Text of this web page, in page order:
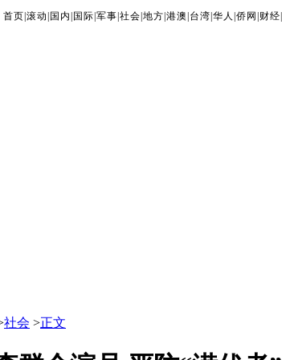
首页 滚动 国内 国际 军事 社会 地方 港澳 台湾 华人 侨网 财经
社会 >正文